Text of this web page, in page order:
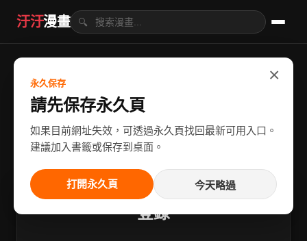
汙汙漫畫 🔍
×
永久保存
請先保存永久頁
如果目前網址失效，可透過永久頁找回最新可用入口。
建議加入書籤或保存到桌面。
打開永久頁 今天略過
登錄